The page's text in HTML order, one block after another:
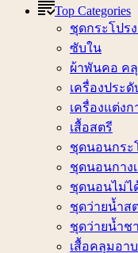
Top Categories
ชุดกระโปร
ซับใน
ผ้าพันคอ ค
เครื่องประดั
เครื่องแต่ง
เสื้อสตรี
ชุดนอนกระ
ชุดนอนกาง
ชุดนอนไม่ไ
ชุดว่ายน้ำส
ชุดว่ายน้ำช
เสื้อคลุมอา